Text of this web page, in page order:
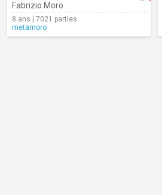
Fabrizio Moro
8 ans | 7021 parties
metamoro